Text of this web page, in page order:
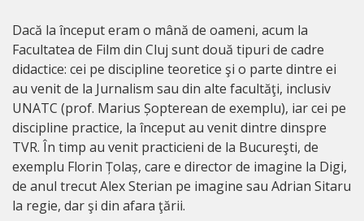
Dacă la început eram o mână de oameni, acum la
Facultatea de Film din Cluj sunt două tipuri de cadre
didactice: cei pe discipline teoretice şi o parte dintre ei
au venit de la Jurnalism sau din alte facultăţi, inclusiv
UNATC (prof. Marius Șopterean de exemplu), iar cei pe
discipline practice, la început au venit dintre dinspre
TVR. În timp au venit practicieni de la Bucureşti, de
exemplu Florin Țolaș, care e director de imagine la Digi,
de anul trecut Alex Sterian pe imagine sau Adrian Sitaru
la regie, dar şi din afara ţării.